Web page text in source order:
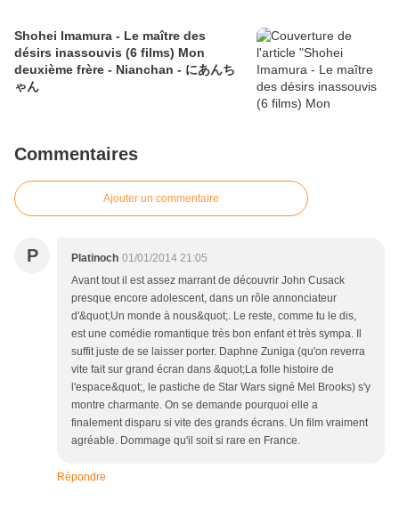
Shohei Imamura - Le maître des
désirs inassouvis (6 films) Mon
deuxième frère - Nianchan - にあんち
ゃん
Commentaires
Ajouter un commentaire
P Platinoch 01/01/2014 21:05
Avant tout il est assez marrant de découvrir John Cusack
presque encore adolescent, dans un rôle annonciateur
d'&quot;Un monde à nous&quot;. Le reste, comme tu le dis,
est une comédie romantique très bon enfant et très sympa. Il
suffit juste de se laisser porter. Daphne Zuniga (qu'on reverra
vite fait sur grand écran dans &quot;La folle histoire de
l'espace&quot;, le pastiche de Star Wars signé Mel Brooks) s'y
montre charmante. On se demande pourquoi elle a
finalement disparu si vite des grands écrans. Un film vraiment
agréable. Dommage qu'il soit si rare en France.
Répondre